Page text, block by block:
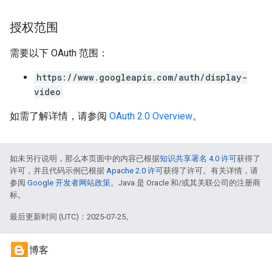
授权范围
需要以下 OAuth 范围：
https://www.googleapis.com/auth/display-
video
如需了解详情，请参阅 OAuth 2.0 Overview。
如未另行说明，那么本页面中的内容已根据知识共享署名 4.0 许可获得了
许可，并且代码示例已根据 Apache 2.0 许可获得了许可。有关详情，请
参阅 Google 开发者网站政策。Java 是 Oracle 和/或其关联公司的注册商
标。
最后更新时间 (UTC)：2025-07-25。
博客